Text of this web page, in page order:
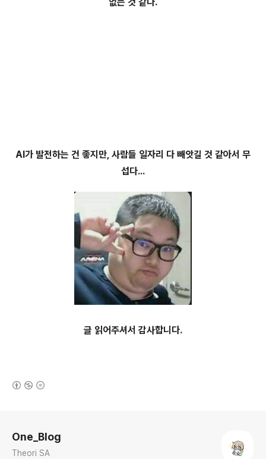
AI가 발전하는 건 좋지만, 사람들 일자리 다 빼앗길 것 같아서 무
섭다...
글 읽어주셔서 감사합니다.
One_Blog
Theori SA